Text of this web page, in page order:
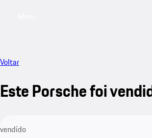
Voltar
Este Porsche foi
vendido